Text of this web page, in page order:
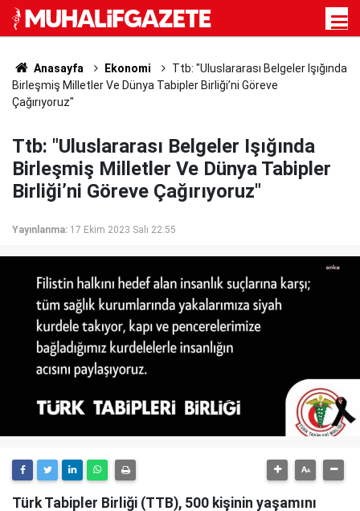
Anasayfa Ekonomi
Ttb: "Uluslararası Belgeler Işığında
Birleşmiş Milletler Ve Dünya Tabipler Birliği’ni Göreve
Çağırıyoruz"
Ttb: "Uluslararası Belgeler Işığında
Birleşmiş Milletler Ve Dünya Tabipler
Birliği’ni Göreve Çağırıyoruz"
Yayınlanma: 17 Ekim 2023 Salı 22:55
Türk Tabipler Birliği (TTB), 500 kişinin yaşamını